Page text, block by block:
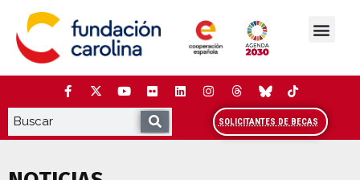
contenido
SOLICITANTES DE BECAS